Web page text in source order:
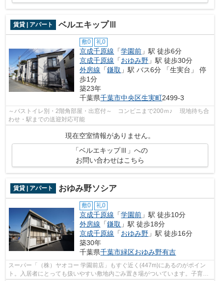
賃貸 | アパート ベルエキップⅢ
敷0 礼0
京成千原線 「学園前 」駅 徒歩6分
京成千原線 「おゆみ野 」駅 徒歩30分
外房線 「鎌取 」駅 バス6分 「生実台」 停
歩1分
築23年
千葉県千葉市中央区生実町2499-3
～バストイレ別・2階角部屋・出窓付～ コンビニまで200ｍ♪ 現地待ち合
わせ・駅までの送迎対応可能
現在空室情報がありません。
「ベルエキップⅢ」への
お問い合わせはこちら
賃貸 | アパート おゆみ野ソシア
敷0 礼0
京成千原線 「学園前 」駅 徒歩10分
外房線 「鎌取 」駅 徒歩18分
京成千原線 「おゆみ野 」駅 徒歩16分
築30年
千葉県千葉市緑区おゆみ野有吉
スーパー「（株）ヤオコー 学園前店」もすぐ近く(447m)にあるのがポイン
ト。入居者にとっても扱いやすい敷地内ごみ置き場がついています。子育て